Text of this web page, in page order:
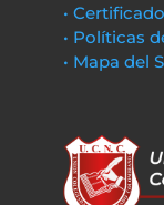
•
• Políticas
• Mapa del